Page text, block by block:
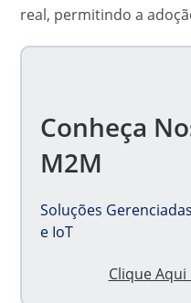
real, permitindo a
Conheça
M2M
Soluções
e IoT
Clique Aqui